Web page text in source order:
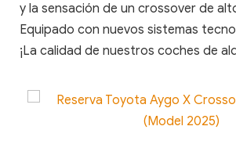
y la sensación de un crossover de
Equipado con nuevos sistemas
¡La calidad de nuestros coches de